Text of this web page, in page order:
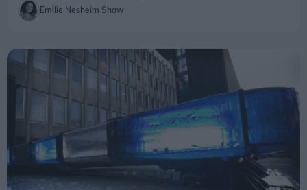
Emilie Nesheim Shaw